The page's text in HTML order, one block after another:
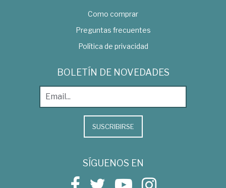
Como comprar
Preguntas frecuentes
Política de privacidad
BOLETÍN DE NOVEDADES
SUSCRIBIRSE
SÍGUENOS EN